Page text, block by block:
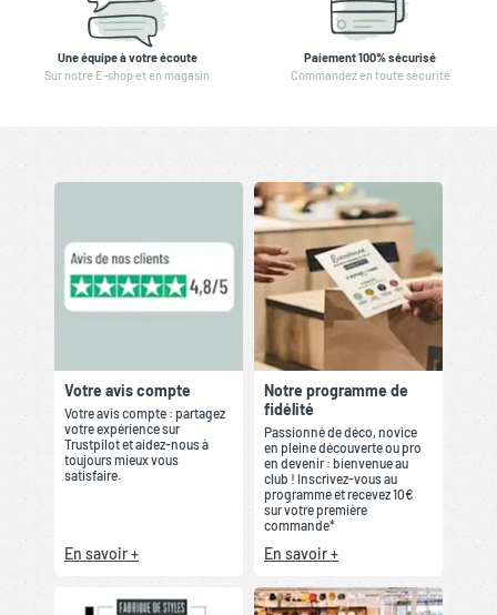
Une équipe à votre écoute
Sur notre E-shop et en magasin
Paiement 100% sécurisé
Commandez en toute sécurité
Votre avis compte
Votre avis compte : partagez
votre expérience sur
Trustpilot et aidez-nous à
toujours mieux vous
satisfaire.
En savoir +
Notre programme de
fidélité
Passionné de déco, novice
en pleine découverte ou pro
en devenir : bienvenue au
club ! Inscrivez-vous au
programme et recevez 10€
sur votre première
commande*
En savoir +